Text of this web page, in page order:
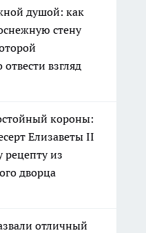
душой: как
стену
взгляд
короны:
Елизаветы II
рецепту из
дворца
отличный